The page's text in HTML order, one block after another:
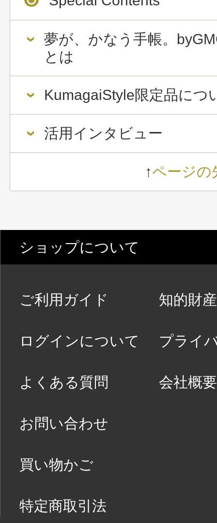
夢が、かなう手帳。
とは
KumagaiStyle限定品につ
活用インタビュー
↑ページの
ショップについて
ご利用ガイド
ログインについて
よくある質問
お問い合わせ
買い物かご
特定商取引法
知的財産
プライ
会社概要